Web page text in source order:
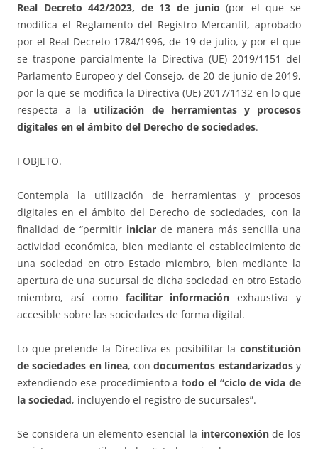
Real Decreto 442/2023, de 13 de junio (por el que se
modifica el Reglamento del Registro Mercantil, aprobado
por el Real Decreto 1784/1996, de 19 de julio, y por el que
se traspone parcialmente la Directiva (UE) 2019/1151 del
Parlamento Europeo y del Consejo, de 20 de junio de 2019,
por la que se modifica la Directiva (UE) 2017/1132 en lo que
respecta a la utilización de herramientas y procesos
digitales en el ámbito del Derecho de sociedades.
I OBJETO.
Contempla la utilización de herramientas y procesos
digitales en el ámbito del Derecho de sociedades, con la
finalidad de “permitir iniciar de manera más sencilla una
actividad económica, bien mediante el establecimiento de
una sociedad en otro Estado miembro, bien mediante la
apertura de una sucursal de dicha sociedad en otro Estado
miembro, así como facilitar información exhaustiva y
accesible sobre las sociedades de forma digital.
Lo que pretende la Directiva es posibilitar la constitución
de sociedades en línea, con documentos estandarizadosy
extendiendo ese procedimiento a todo el “ciclo de vida de
la sociedad, incluyendo el registro de sucursales”.
Se considera un elemento esencial la interconexiónde los